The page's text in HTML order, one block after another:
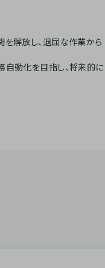
解放し、退屈な作業から
動化を目指し、将来的に